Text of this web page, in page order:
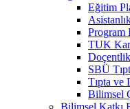
Eğitim
Program
TUK
SBÜ
Tıpta ve
Bilimsel
Bilimsel Katkı